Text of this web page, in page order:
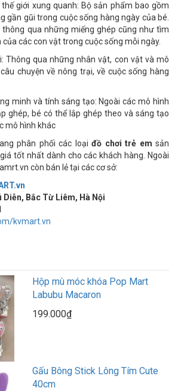
giới xung quanh: Bộ sản phẩm bao gồm
gần gũi trong cuộc sống hàng ngày của bé.
thông qua những miếng ghép cũng như tìm
của các con vật trong cuộc sống mỗi ngày.
Thông qua những nhân vật, con vật và mô
chuyện về nông trại, về cuộc sống hàng
minh và tính sáng tạo: Ngoài các mô hình
ghép, bé có thể lắp ghép theo và sáng tạo
mô hình khác
phân phối các loại đồ chơi trẻ em sản
tốt nhất dành cho các khách hàng. Ngoài
còn bán lẻ tại các cơ sở:
Diễn, Bắc Từ Liêm, Hà Nội
kvmart.vn
Hộp mù móc khóa Pop Mart
Labubu Macaron
199.000₫
Gấu Bông Stick Lông Tím Cute
40cm